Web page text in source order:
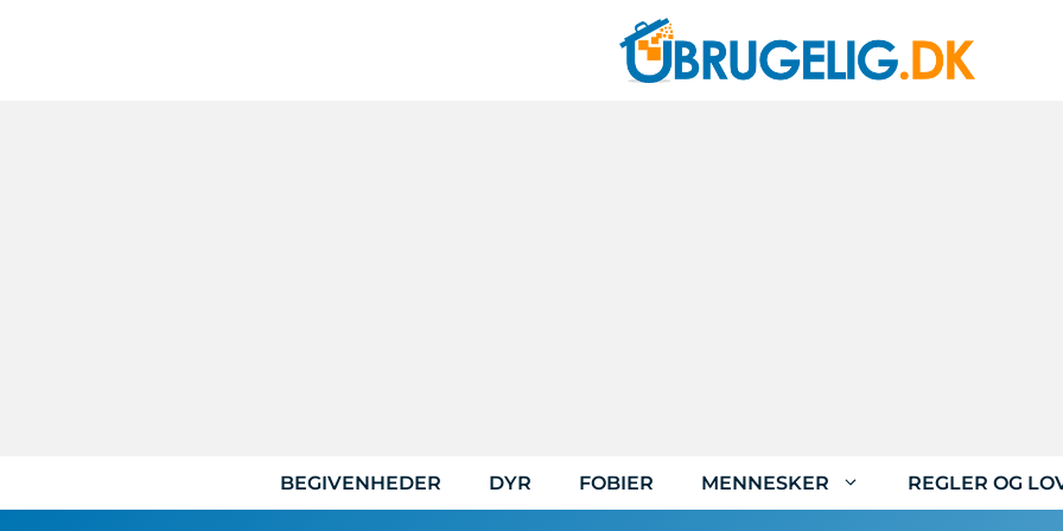
BEGIVENHEDER DYR FOBIER MENNESKER REGLER OG